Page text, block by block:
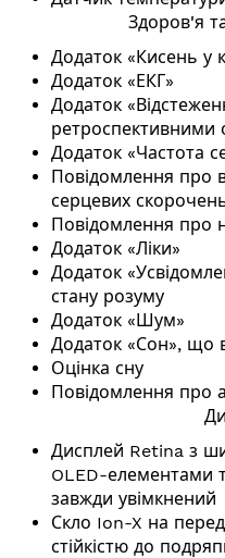
Здоров'я
Додаток «Кисень у
Додаток «ЕКГ»
Додаток
ретроспективними
Додаток «Частота
Повідомлення про
серцевих
Повідомлення про
Додаток «Ліки»
Додаток
стану розуму
Додаток «Шум»
Додаток «Сон», що
Оцінка сну
Повідомлення про
Дисплей Retina з
OLED-елементами
завжди увімкнений
Скло Ion-X на
стійкістю до